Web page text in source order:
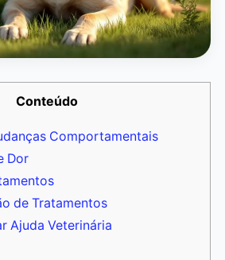
Conteúdo
Comportamentais
Dor
de Tratamentos
Ajuda Veterinária